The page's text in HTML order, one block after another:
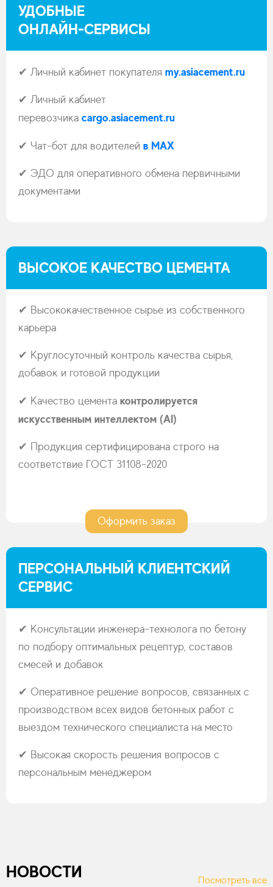
УДОБНЫЕ
ОНЛАЙН-СЕРВИСЫ
✔ Личный кабинет покупателя my.asiacement.ru
✔ Личный кабинет
перевозчика cargo.asiacement.ru
✔ Чат-бот для водителей в MAX
✔ ЭДО для оперативного обмена первичными
документами
ВЫСОКОЕ КАЧЕСТВО ЦЕМЕНТА
✔ Высококачественное сырье из собственного
карьера
✔ Круглосуточный контроль качества сырья,
добавок и готовой продукции
✔ Качество цемента контролируется
искусственным интеллектом (AI)
✔ Продукция сертифицирована строго на
соответствие ГОСТ 31108-2020
Оформить заказ
ПЕРСОНАЛЬНЫЙ КЛИЕНТСКИЙ
СЕРВИС
✔ Консультации инженера-технолога по бетону
по подбору оптимальных рецептур, составов
смесей и добавок
✔ Оперативное решение вопросов, связанных с
производством всех видов бетонных работ с
выездом технического специалиста на место
✔ Высокая скорость решения вопросов с
персональным менеджером
НОВОСТИ Посмотреть все